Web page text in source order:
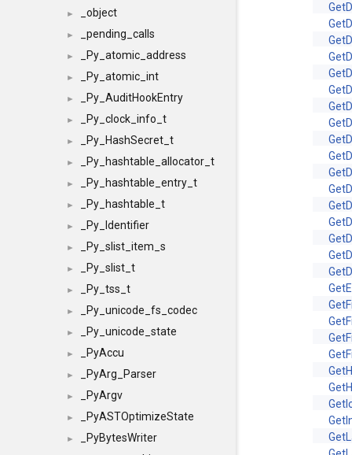
► _object
► _pending_calls
► _Py_atomic_address
► _Py_atomic_int
► _Py_AuditHookEntry
► _Py_clock_info_t
► _Py_HashSecret_t
► _Py_hashtable_allocator_t
► _Py_hashtable_entry_t
► _Py_hashtable_t
► _Py_Identifier
► _Py_slist_item_s
► _Py_slist_t
► _Py_tss_t
► _Py_unicode_fs_codec
► _Py_unicode_state
► _PyAccu
► _PyArg_Parser
► _PyArgv
► _PyASTOptimizeState
►
_PyBytesWriter